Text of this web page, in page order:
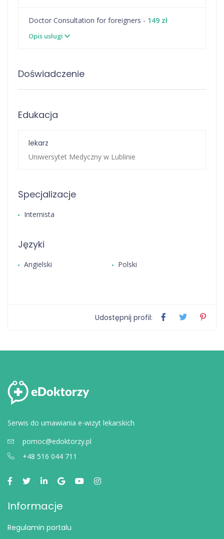
Doctor Consultation for foreigners - 149 zł
Opis usługi
Doświadczenie
Edukacja
lekarz
Uniwersytet Medyczny w Lublinie
Specjalizacje
Internista
Języki
Angielski Polski
Udostępnij profil:
Serwis do umawiania e-wizyt lekarskich
pomoc@edoktorzy.pl
+48 516 044 711
Informacje
Regulamin portalu